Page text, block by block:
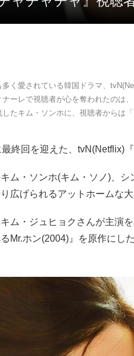
多く愛されている韓国ドラマ、
ナーレで視聴者が心を奪われたのは
したキム・ソンホに、視聴者からは
終回を迎えた、tvN(Netflix)
ム・ソンホ(キム・ソノ)、
広げられるアットホームな
ム・ジュヒョクさんが主演
Mr.ホン(2004)』を原作にし